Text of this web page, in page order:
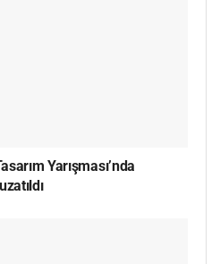
Yarışması’nda